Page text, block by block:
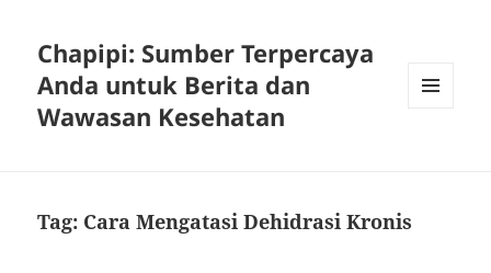
Chapipi: Sumber Terpercaya
Anda untuk Berita dan
Wawasan Kesehatan
Tag: Cara Mengatasi Dehidrasi Kronis